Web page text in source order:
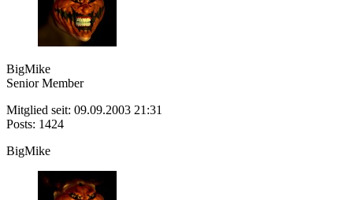
BigMike
Senior Member
Mitglied seit: 09.09.2003 21:31
Posts: 1424
BigMike